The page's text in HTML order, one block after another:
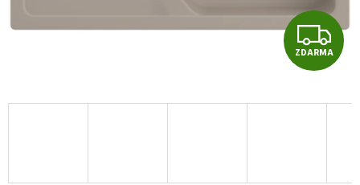
Z
D
A
ZDARMA